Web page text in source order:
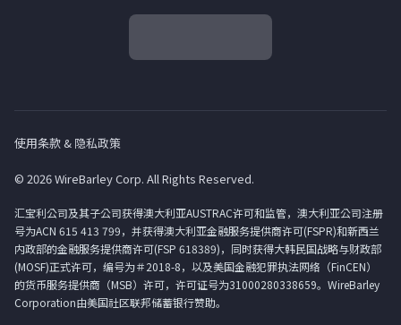
使用条款 & 隐私政策
© 2026 WireBarley Corp. All Rights Reserved.
汇宝利公司及其子公司获得澳大利亚AUSTRAC许可和监管，澳大利亚公司注册
号为ACN 615 413 799，并获得澳大利亚金融服务提供商许可(FSPR)和新西兰
内政部的金融服务提供商许可(FSP 618389)，同时获得大韩民国战略与财政部
(MOSF)正式许可，编号为＃2018-8，以及美国金融犯罪执法网络（FinCEN）
的货币服务提供商（MSB）许可，许可证号为31000280338659。WireBarley
Corporation由美国社区联邦储蓄银行赞助。